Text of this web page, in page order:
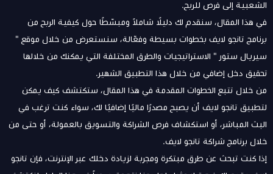
الشعبية إلى فرص للربح.
في هذا المقال، سنقدم لك دليلًا شاملاً ومبسّطًا حول كيفية الربح من
برنامج تانجو لايف بخطوات بسيطة وفعّالة، سنستعرض من خلال موقع "
سيريال ستور " الاستراتيجيات والطرق المختلفة التي يمكنك من خلالها
تحقيق دخل إضافي من خلال هذا التطبيق الشهير.
من خلال تتبع الخطوات المقدمة في هذا المقال، ستكتشف كيف يمكن
لتطبيق تانجو لايف أن يصبح مصدرًا ماليًا إضافيًا لك، سواء كنت ترغب في
البث المباشر، أو استكشاف فرص الشراكة والتسويق بالعمولة، أو حتى من
خلال برنامج شراكة تانجو لايف.
إذا كنت تبحث عن طرق مبتكرة ومجربة لزيادة دخلك عبر الإنترنت، فإن تانجو